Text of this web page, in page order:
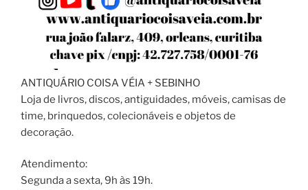
ANTIQUÁRIO COISA VÉIA + SEBINHO
Loja de livros, discos, antiguidades, móveis, camisas de
time, brinquedos, colecionáveis e objetos de
decoração.
Atendimento:
Segunda a sexta, 9h às 19h.